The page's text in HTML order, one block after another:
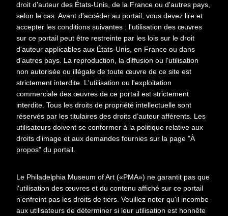
Date 1950-1950
Cotes extremes
Photographe Brassaï (1899-1984)
Représenté
droit d'auteur des États-Unis, de la France ou d'autres pays,
selon le cas. Avant d'accéder au portail, vous devez lire et
accepter les conditions suivantes : l'utilisation des œuvres
sur ce portail peut être restreinte par les lois sur le droit
d'auteur applicables aux États-Unis, en France ou dans
d'autres pays. La reproduction, la diffusion ou l'utilisation
non autorisée ou illégale de toute œuvre de ce site est
strictement interdite. L'utilisation ou l'exploitation
commerciale des œuvres de ce portail est strictement
interdite. Tous les droits de propriété intellectuelle sont
réservés par les titulaires des droits d’auteur afférents. Les
utilisateurs doivent se conformer à la politique relative aux
droits d'image et aux demandes fournies sur la page "À
propos" du portail.
Le Philadelphia Museum of Art («PMA») ne garantit pas que
l'utilisation des œuvres et du contenu affiché sur ce portail
n'enfreint pas les droits de tiers. Veuillez noter qu'il incombe
aux utilisateurs de déterminer si leur utilisation est honnête